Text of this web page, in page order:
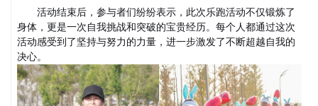
活动结束后，参与者们纷纷表示，此次乐跑活动不仅锻炼了
身体，更是一次自我挑战和突破的宝贵经历。每个人都通过这次
活动感受到了坚持与努力的力量，进一步激发了不断超越自我的
决心。